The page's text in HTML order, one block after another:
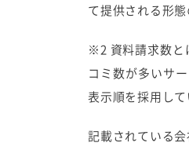
て提供される形態
※2 資料請求数と
コミ数が多いサ
表示順を採用して
記載されている会